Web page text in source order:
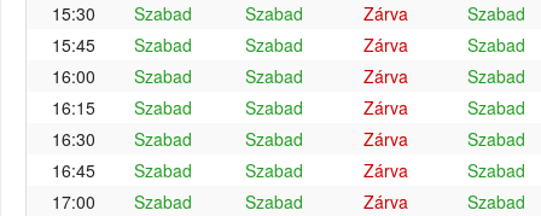
15:30
Szabad Szabad Zárva
Szabad
15:45
Szabad Szabad Zárva
Szabad
16:00
Szabad Szabad Zárva
Szabad
16:15
Szabad Szabad Zárva
Szabad
16:30
Szabad Szabad Zárva
Szabad
16:45
Szabad Szabad Zárva
Szabad
17:00
Szabad Szabad Zárva
Szabad